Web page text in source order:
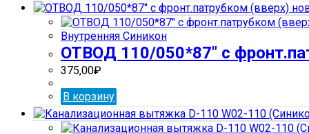
Внутренняя Синикон
ОТВОД 110/050*87″ с
375,00₽
В корзину